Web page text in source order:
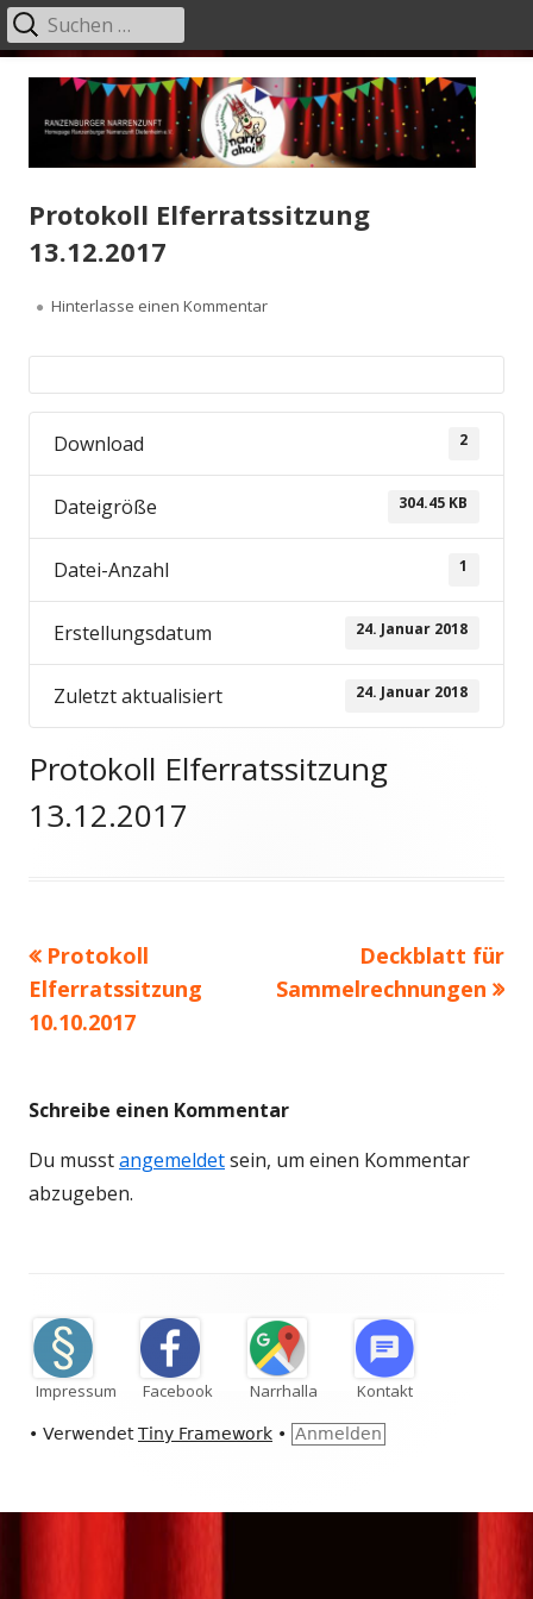
Springe
Inhalt
Primäres
Menü
Suchen
nach:
Protokoll Elferratssitzung
13.12.2017
Hinterlasse einen Kommentarzu Protokoll Elferratssitzung
Download 2
Dateigröße 304.45 KB
Datei-Anzahl 1
Erstellungsdatum 24. Januar 2018
Zuletzt aktualisiert 24. Januar 2018
Protokoll Elferratssitzung
13.12.2017
Beitragsnavigation
Vorheriger
Beitrag:
Protokoll
Elferratssitzung
10.10.2017
Nächster
Beitrag
Deckblatt für
Sammelrechnungen
Schreibe einen Kommentar
Du musstangemeldetsein, um einen Kommentar
abzugeben.
Inhalt
Impressum Facebook Narrhalla Kontakt
• VerwendetTiny Framework • Anmelden